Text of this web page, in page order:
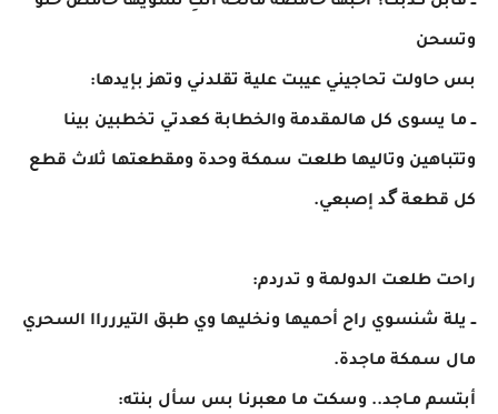
وتسحن
بس حاولت تحاجيني عيبت علية تقلدني وتهز بإيدها:
ــ ما يسوى كل هالمقدمة والخطابة كعدتي تخطبين بينا
وتتباهين وتاليها طلعت سمكة وحدة ومقطعتها ثلاث قطع
كل قطعة گد إصبعي.
​راحت طلعت الدولمة و تدردم:
ــ يلة شنسوي راح أحميها ونخليها وي طبق التيررراا السحري
مال سمكة ماجدة.
أبتسم مـاجد.. وسكت ما معبرنا بس سأل بنته: